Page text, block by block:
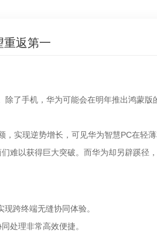
重返第一
了手机，华为可能会在明年推出鸿蒙版
实现逆势增长，可见华为智慧PC在轻薄
难以获得巨大突破。而华为却另辟蹊径
跨终端无缝协同体验。
处理非常高效便捷。